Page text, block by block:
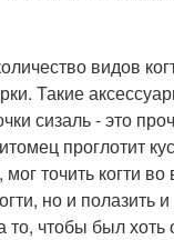
видов
Такие
сизаль - это
проглотит
точить когти во
но и полазить
то, чтобы был